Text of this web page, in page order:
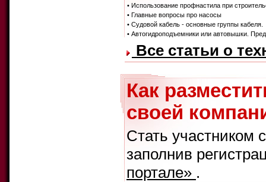
• Использование профнастила при
• Главные вопросы про насосы
• Судовой кабель - основные группы кабеля.
• Автогидроподъемники или автовышки.
Все статьи о
Как
своей
Стать участником
заполнив
портале» .